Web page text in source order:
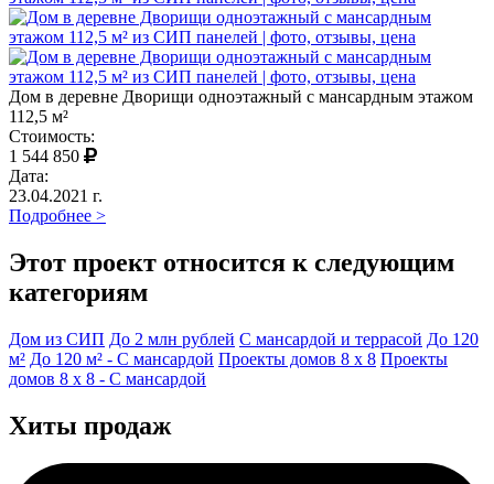
Дом в деревне Дворищи одноэтажный с мансардным этажом
112,5 м²
Стоимость:
1 544 850
Дата:
23.04.2021 г.
Подробнее >
Этот проект относится к следующим
категориям
Дом из СИП До 2 млн рублей С мансардой и террасой До 120
м² До 120 м² - С мансардой Проекты домов 8 x 8 Проекты
домов 8 x 8 - С мансардой
Хиты продаж